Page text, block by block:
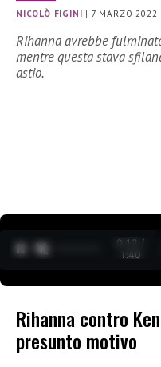
NICOLÒ FIGINI | 7 MARZO 2022
Rihanna avrebbe
mentre questa stava
astio.
0:12 /
1:40
Rihanna contro
presunto motivo